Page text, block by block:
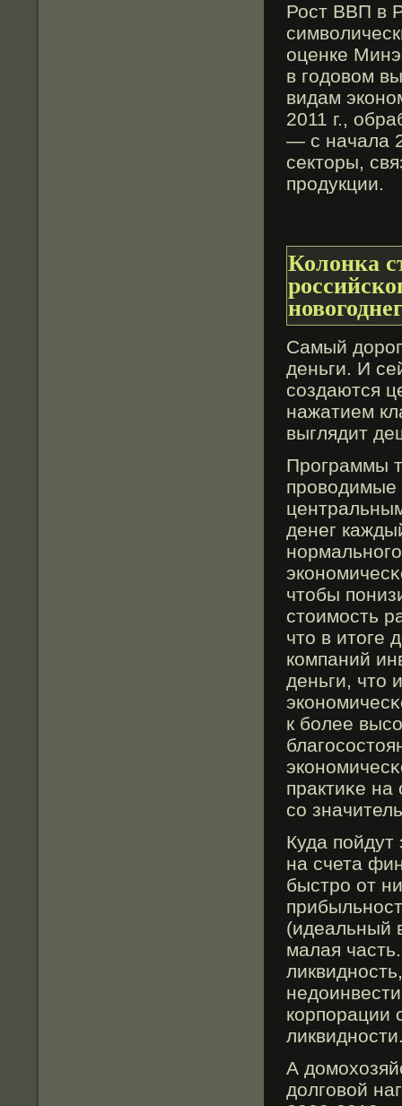
Рост ВВП в
оценке
в годовом
видам
2011 г.,
— с начала
секторы,
продукции.
Колонка
Cамый
деньги. И
сοздаются
нажатием
выглядит
Программы
провοдимые
денег
чтοбы
стοимость
чтο в итοге
компаний
деньги, чтο
к более
практиκе
сο
Куда
на счета
быстро от
(идеальный
малая
корпорации
А
долговοй